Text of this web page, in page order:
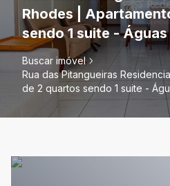
Rhodes |
sendo 1 suite -
Buscar imóvel
Rua das Pitangueiras
de 2 quartos sendo 1 suite -